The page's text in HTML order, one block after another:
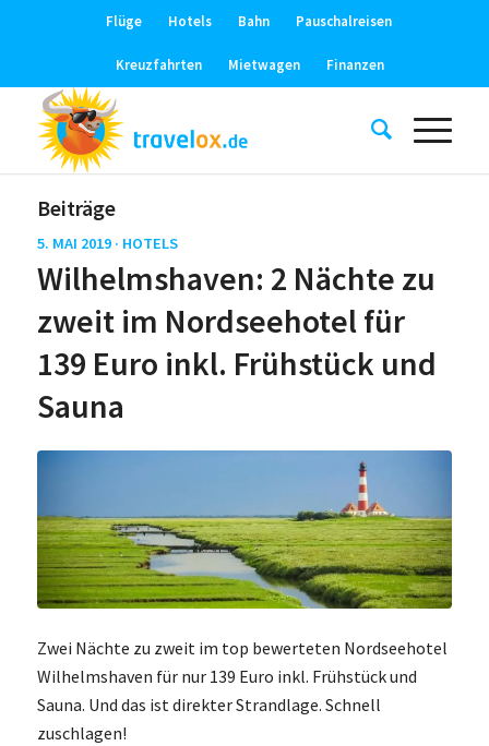
Flüge Hotels Bahn Pauschalreisen
Kreuzfahrten Mietwagen Finanzen
Beiträge
5. MAI 2019 · HOTELS
Wilhelmshaven: 2 Nächte zu
zweit im Nordseehotel für
139 Euro inkl. Frühstück und
Sauna
Zwei Nächte zu zweit im top bewerteten Nordseehotel
Wilhelmshaven für nur 139 Euro inkl. Frühstück und
Sauna. Und das ist direkter Strandlage. Schnell
zuschlagen!